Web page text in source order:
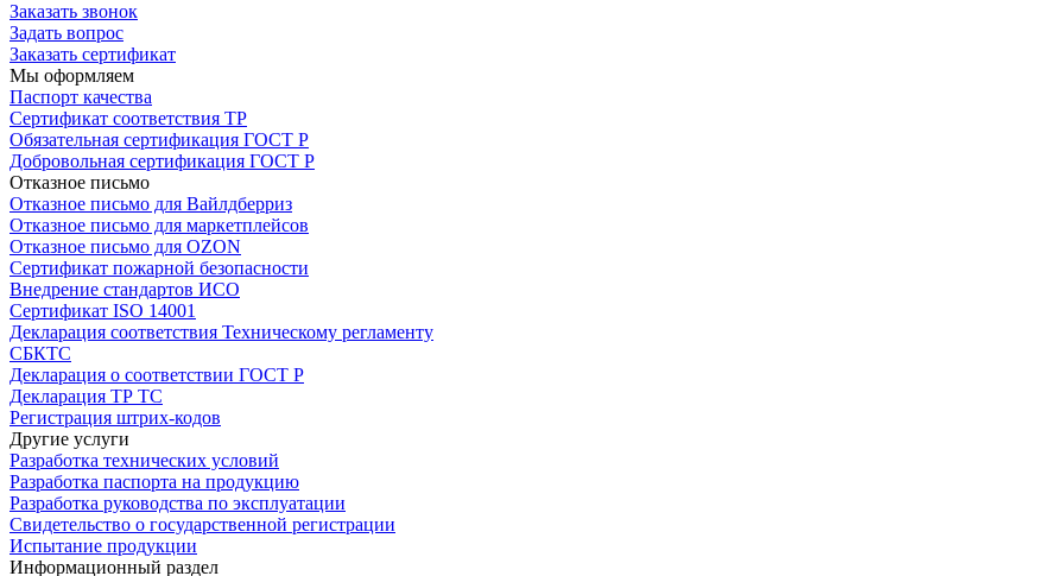
Заказать звонок
Задать вопрос
Заказать сертификат
Мы оформляем
Паспорт качества
Сертификат соответствия ТР
Обязательная сертификация ГОСТ Р
Добровольная сертификация ГОСТ Р
Отказное письмо
Отказное письмо для Вайлдберриз
Отказное письмо для маркетплейсов
Отказное письмо для OZON
Сертификат пожарной безопасности
Внедрение стандартов ИСО
Сертификат ISO 14001
Декларация соответствия Техническому регламенту
СБКТС
Декларация о соответствии ГОСТ Р
Декларация ТР ТС
Регистрация штрих-кодов
Другие услуги
Разработка технических условий
Разработка паспорта на продукцию
Разработка руководства по эксплуатации
Свидетельство о государственной регистрации
Испытание продукции
Информационный раздел